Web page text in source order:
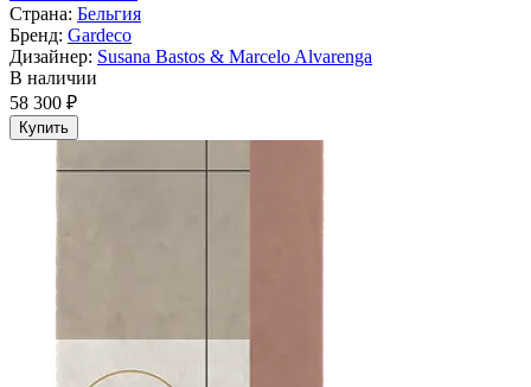
Страна: Бельгия
Бренд: Gardeco
Дизайнер: Susana Bastos & Marcelo Alvarenga
В наличии
58 300 ₽
Купить